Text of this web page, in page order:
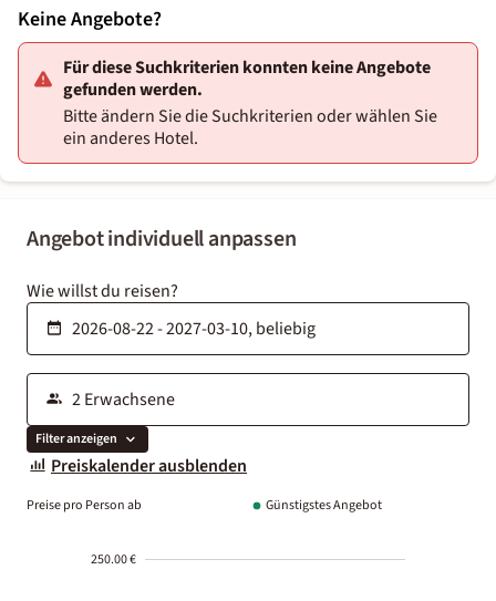
Angebot individuell anpassen
Wie willst du reisen?
Filter anzeigen
Preiskalender ausblenden
Preise pro Person ab Günstigstes Angebot
250.00 €
Keine Angebote?
Für diese Suchkriterien konnten keine Angebote
gefunden werden.
Bitte ändern Sie die Suchkriterien oder wählen Sie
ein anderes Hotel.